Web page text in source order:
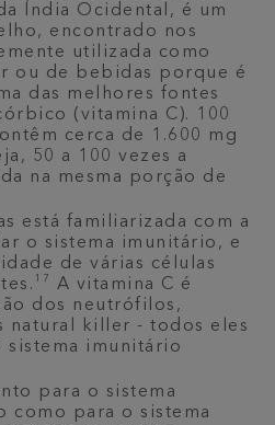
Índia Ocidental, é um
encontrado nos
utilizada como
ou de bebidas porque é
das melhores fontes
(vitamina C). 100
cerca de 1.600 mg
50 a 100 vezes a
na mesma porção de
está familiarizada com a
o sistema imunitário, e
de várias células
17
A vitamina C é
dos neutrófilos,
natural killer - todos eles
sistema imunitário
para o sistema
como para o sistema